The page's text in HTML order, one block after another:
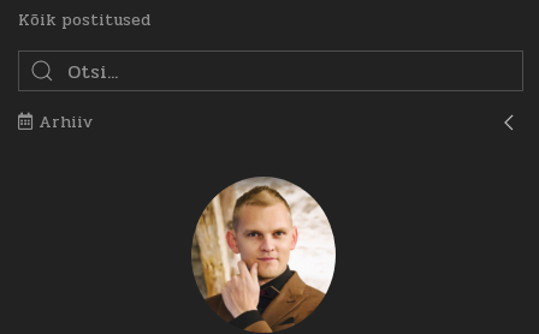
Kõik postitused
Arhiiv